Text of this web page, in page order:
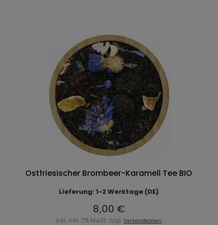
Ostfriesischer Brombeer-Karamell Tee BIO
Lieferung: 1-2 Werktage (DE)
8,00 €
inkl. inkl. 7% MwSt. zzgl.Versandkosten